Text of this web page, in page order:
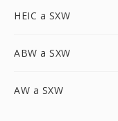
HEIC a SXW
ABW a SXW
AW a SXW